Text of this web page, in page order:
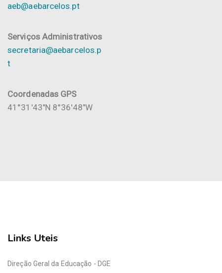
aeb@aebarcelos.pt
Serviços Administrativos
secretaria@aebarcelos.p
t
Coordenadas GPS
41°31'43"N 8°36'48"W
Links Uteis
Direção Geral da Educação - DGE